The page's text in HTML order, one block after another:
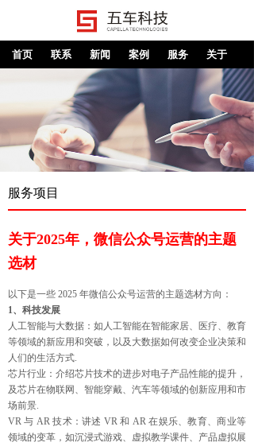
首页 联系 新闻 案例 服务 关于
服务项目
关于2025年，微信公众号运营的主题
选材
以下是一些 2025 年微信公众号运营的主题选材方向：
1、科技发展
人工智能与大数据：如人工智能在智能家居、医疗、教育
等领域的新应用和突破，以及大数据如何改变企业决策和
人们的生活方式.
芯片行业：介绍芯片技术的进步对电子产品性能的提升，
及芯片在物联网、智能穿戴、汽车等领域的创新应用和市
场前景.
VR 与 AR 技术：讲述 VR 和 AR 在娱乐、教育、商业等
领域的变革，如沉浸式游戏、虚拟教学课件、产品虚拟展